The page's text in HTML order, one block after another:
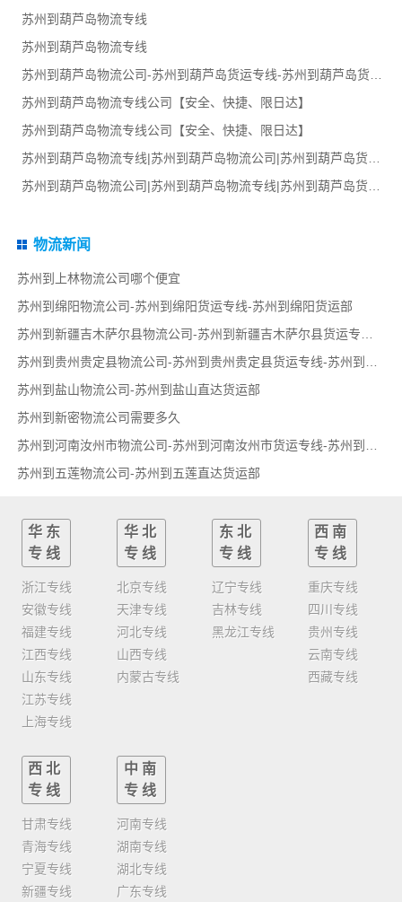
苏州到葫芦岛物流专线
苏州到葫芦岛物流专线
苏州到葫芦岛物流公司-苏州到葫芦岛货运专线-苏州到葫芦岛货运部
苏州到葫芦岛物流专线公司【安全、快捷、限日达】
苏州到葫芦岛物流专线公司【安全、快捷、限日达】
苏州到葫芦岛物流专线|苏州到葫芦岛物流公司|苏州到葫芦岛货运专线
苏州到葫芦岛物流公司|苏州到葫芦岛物流专线|苏州到葫芦岛货运部
物流新闻
苏州到上林物流公司哪个便宜
苏州到绵阳物流公司-苏州到绵阳货运专线-苏州到绵阳货运部
苏州到盐山物流公司-苏州到盐山直达货运部
苏州到新密物流公司需要多久
苏州到五莲物流公司-苏州到五莲直达货运部
华东
专线
浙江专线
安徽专线
福建专线
江西专线
山东专线
江苏专线
上海专线
华北
专线
北京专线
天津专线
河北专线
山西专线
内蒙古专线
东北
专线
辽宁专线
吉林专线
黑龙江专线
西南
专线
重庆专线
四川专线
贵州专线
云南专线
西藏专线
西北
专线
甘肃专线
青海专线
宁夏专线
新疆专线
中南
专线
河南专线
湖南专线
湖北专线
广东专线